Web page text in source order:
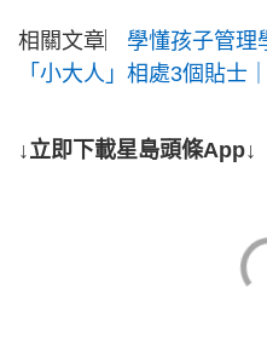
相關文章︳ 學懂孩子管理
「小大人」相處3個貼士
↓立即下載星島頭條App↓